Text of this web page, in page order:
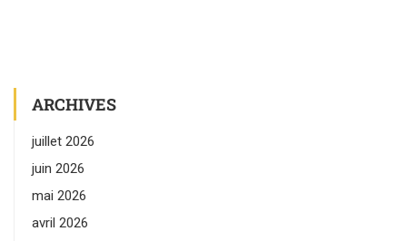
ARCHIVES
juillet 2026
juin 2026
mai 2026
avril 2026